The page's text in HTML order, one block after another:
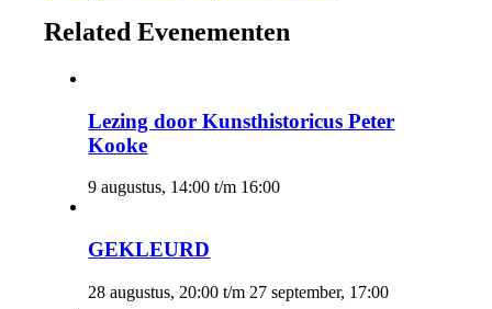
Related Evenementen
Lezing door Kunsthistoricus Peter
Kooke
9 augustus, 14:00 t/m 16:00
GEKLEURD
28 augustus, 20:00 t/m 27 september, 17:00